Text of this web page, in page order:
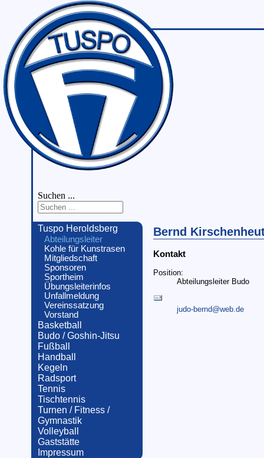
Suchen ...
Tuspo Heroldsberg
Abteilungsleiter
Kohle für Kunstrasen
Mitgliedschaft
Sponsoren
Sportheim
Übungsleiterinfos
Unfallmeldung
Vereinssatzung
Vorstand
Basketball
Budo / Goshin-Jitsu
Fußball
Handball
Kegeln
Radsport
Tennis
Tischtennis
Turnen / Fitness /
Gymnastik
Volleyball
Gaststätte
Impressum
Bernd
Kontakt
Position:
Abteilungsleiter Budo
judo-bernd@web.de